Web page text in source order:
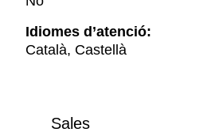
Idiomes d’atenció:
Català, Castellà
Sales